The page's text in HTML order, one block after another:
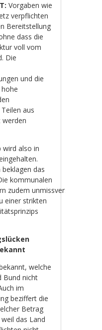
Vorgaben wie
verpflichten
Bereitstellung
dass die
voll vom
Die
und die
aus
werden
wird also in
das
kommunalen
zudem unmissverständliche
einer strikten
welche
Bund nicht
im
beziffert die
Betrag
das Land